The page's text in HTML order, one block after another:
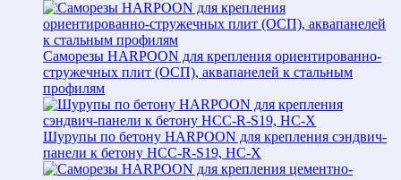
Саморезы HARPOON для крепления ориентированно-
стружечных плит (ОСП), аквапанелей к стальным
профилям
Шурупы по бетону HARPOON для крепления сэндвич-
панели к бетону HCC-R-S19, HC-X